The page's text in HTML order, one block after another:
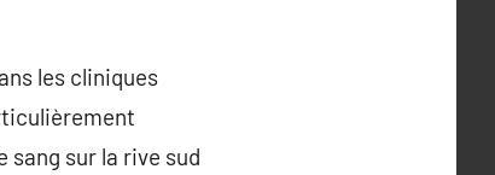
les cliniques
sang sur la rive sud